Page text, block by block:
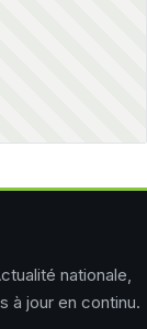
nationale,
à jour en continu.